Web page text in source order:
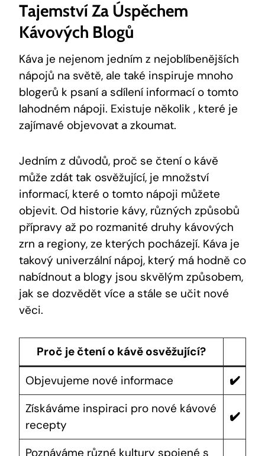
Tajemství Za Úspěchem
Kávových Blogů
Káva je nejenom jedním z nejoblíbenějších
nápojů na světě, ale také inspiruje mnoho
blogerů k psaní a sdílení informací o tomto
lahodném nápoji. Existuje několik , které je
zajímavé objevovat a zkoumat.
Jedním z důvodů, proč se čtení o kávě
může zdát tak osvěžující, je množství
informací, které o tomto nápoji můžete
objevit. Od historie kávy, různých způsobů
přípravy až po rozmanité druhy kávových
zrn a regiony, ze kterých pocházejí. Káva je
takový univerzální nápoj, který má hodně co
nabídnout a blogy jsou skvělým způsobem,
jak se dozvědět více a stále se učit nové
věci.
Proč je čtení o kávě osvěžující?
Objevujeme nové informace
✔️
Získáváme inspiraci pro nové kávové
recepty
✔️
Poznáváme různé kultury spojené s